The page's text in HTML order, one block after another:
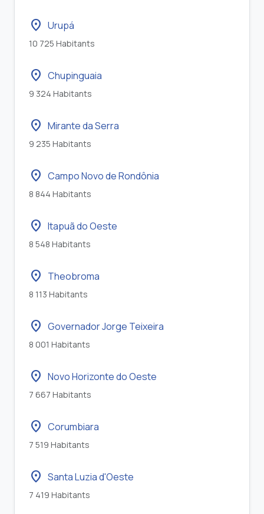
location_on Urupá
10 725 Habitants
location_on Chupinguaia
9 324 Habitants
location_on Mirante da Serra
9 235 Habitants
location_on Campo Novo de Rondônia
8 844 Habitants
location_on Itapuã do Oeste
8 548 Habitants
location_on Theobroma
8 113 Habitants
location_on Governador Jorge Teixeira
8 001 Habitants
location_on Novo Horizonte do Oeste
7 667 Habitants
location_on Corumbiara
7 519 Habitants
location_on Santa Luzia d'Oeste
7 419 Habitants